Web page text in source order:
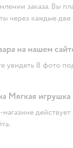
заказа. Вы
через каждые
на нашем
увидеть 8 фото
Мягкая